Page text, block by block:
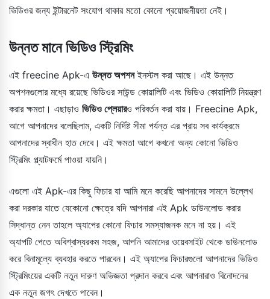
ভিডিওর জন্য ইন্টারনেট সংযোগ থাকার মতো কোনো প্রয়োজনীয়তা নেই।
উন্নত মানে ভিডিও স্ট্রিমিং
এই freecine Apk-এ উন্নত অপশনইনস্টল করা আছে। এই উন্নত
অপশনগুলোর মধ্যে রয়েছে ভিডিওর সাউন্ড কোয়ালিটি এবং ভিডিও কোয়ালিটি নিয়ন্ত্রণ
করার ক্ষমতা। এছাড়াও ভিডিও প্লেয়ারও পরিবর্তন করা যায়। Freecine Apk,
আগে আপনাদের বলেছিলাম, একটি নির্দিষ্ট সীমা পর্যন্ত এর প্রায় সব কার্যক্রমে
আপনাদের স্বাধীন হাত দেবে। এই ক্ষমতা আগে কখনো অন্য কোনো ভিডিও
স্ট্রিমিং প্ল্যাটফর্মে পাওয়া যায়নি।
এগুলো এই Apk-এর কিছু ফিচার যা আমি মনে করেছি আপনাদের সামনে উল্লেখ
করা দরকার যাতে যেকোনো ক্ষেত্রে যদি আপনারা এই Apk ডাউনলোড করার
সিদ্ধান্ত নেন তাহলে অ্যাপের কোনো ফিচার সমস্যাজনক মনে না হয়। এই
অ্যাপটি পেতে অবিশ্বাস্যরকম সহজ, আপনি আমাদের ওয়েবসাইট থেকে ডাউনলোড
করে বিনামূল্যে ব্যবহার করতে পারবেন। এই অ্যাপের ফিচারগুলো আপনাদের ভিডিও
স্ট্রিমিংয়ের একটি নতুন দারুণ অভিজ্ঞতা প্রদান করবে এবং আপনারাও বিনোদনের
এক নতুন জগৎ দেখতে পাবেন।